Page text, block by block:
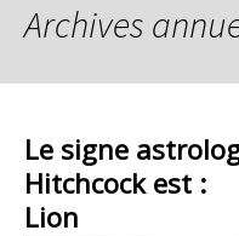
Archives
Le signe
Hitchcock est :
Lion